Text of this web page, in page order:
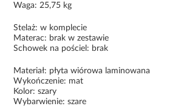
Waga: 25,75 kg
Stelaż: w komplecie
Materac: brak w zestawie
Schowek na pościel: brak
Materiał: płyta wiórowa laminowana
Wykończenie: mat
Kolor: szary
Wybarwienie: szare